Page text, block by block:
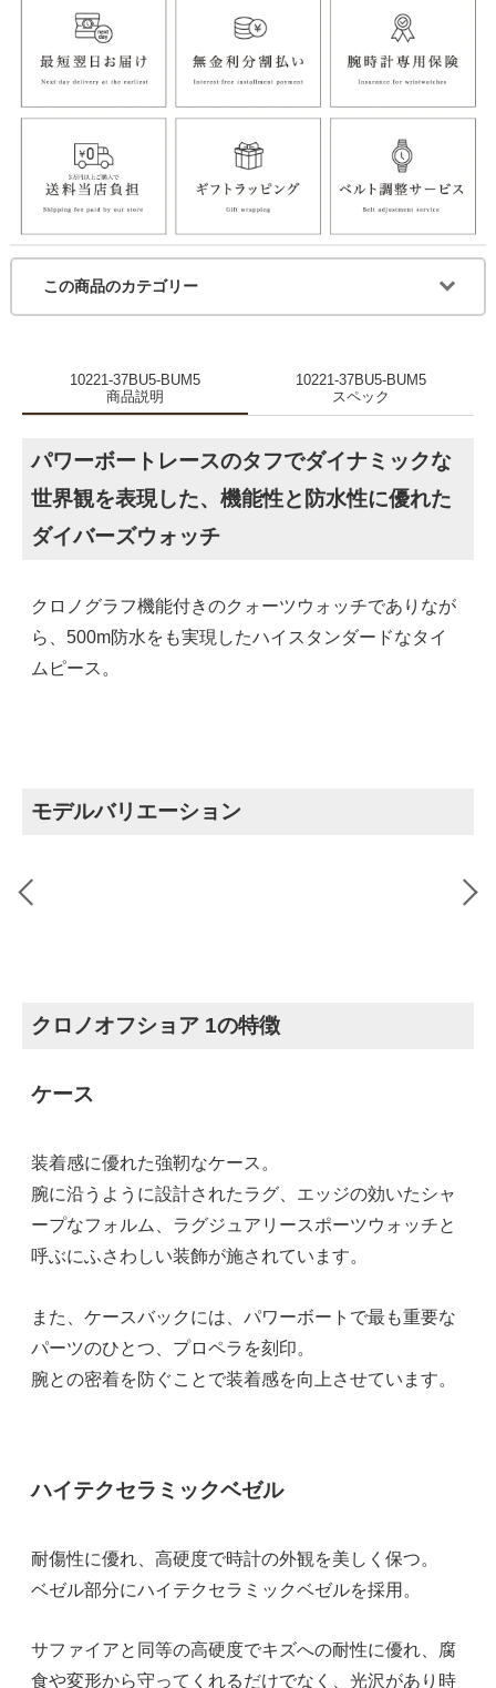
この商品のカテゴリー
10221-37BU5-BUM5
商品説明
10221-37BU5-BUM5
スペック
パワーボートレースのタフでダイナミックな
世界観を表現した、機能性と防水性に優れた
ダイバーズウォッチ
クロノグラフ機能付きのクォーツウォッチでありなが
ら、500m防水をも実現したハイスタンダードなタイ
ムピース。
モデルバリエーション
クロノオフショア 1の特徴
ケース
装着感に優れた強靭なケース。
腕に沿うように設計されたラグ、エッジの効いたシャ
ープなフォルム、ラグジュアリースポーツウォッチと
呼ぶにふさわしい装飾が施されています。
また、ケースバックには、パワーボートで最も重要な
パーツのひとつ、プロペラを刻印。
腕との密着を防ぐことで装着感を向上させています。
ハイテクセラミックベゼル
耐傷性に優れ、高硬度で時計の外観を美しく保つ。
ベゼル部分にハイテクセラミックベゼルを採用。
サファイアと同等の高硬度でキズへの耐性に優れ、腐
食や変形から守ってくれるだけでなく、光沢があり時